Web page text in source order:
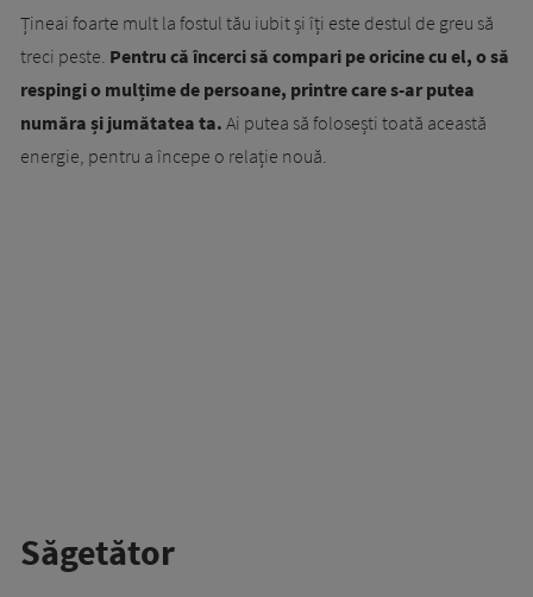
Țineai foarte mult la fostul tău iubit și îți este destul de greu să
treci peste. Pentru că încerci să compari pe oricine cu el, o să
respingi o mulțime de persoane, printre care s-ar putea
număra și jumătatea ta. Ai putea să folosești toată această
energie, pentru a începe o relație nouă.
Săgetător